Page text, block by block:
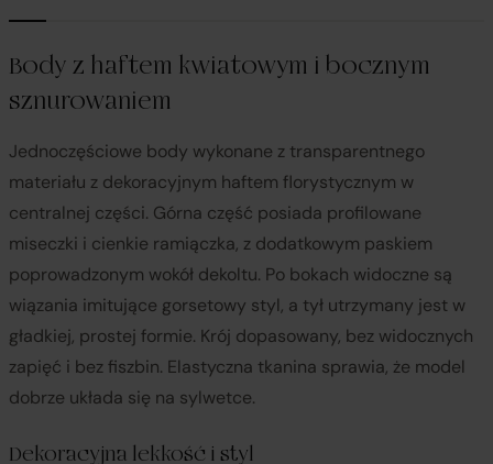
Body z haftem kwiatowym i bocznym
sznurowaniem
Jednoczęściowe body wykonane z transparentnego
materiału z dekoracyjnym haftem florystycznym w
centralnej części. Górna część posiada profilowane
miseczki i cienkie ramiączka, z dodatkowym paskiem
poprowadzonym wokół dekoltu. Po bokach widoczne są
wiązania imitujące gorsetowy styl, a tył utrzymany jest w
gładkiej, prostej formie. Krój dopasowany, bez widocznych
zapięć i bez fiszbin. Elastyczna tkanina sprawia, że model
dobrze układa się na sylwetce.
Dekoracyjna lekkość i styl